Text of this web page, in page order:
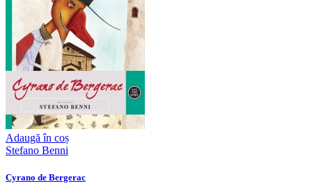
Adaugă în coș
Stefano Benni
Cyrano de Bergerac